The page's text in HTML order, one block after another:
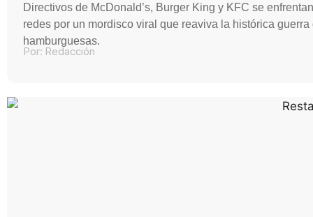
Directivos de McDonald’s, Burger King y KFC se
redes por un mordisco viral que reaviva la histórica guerra
hamburguesas.
Por: Redacción